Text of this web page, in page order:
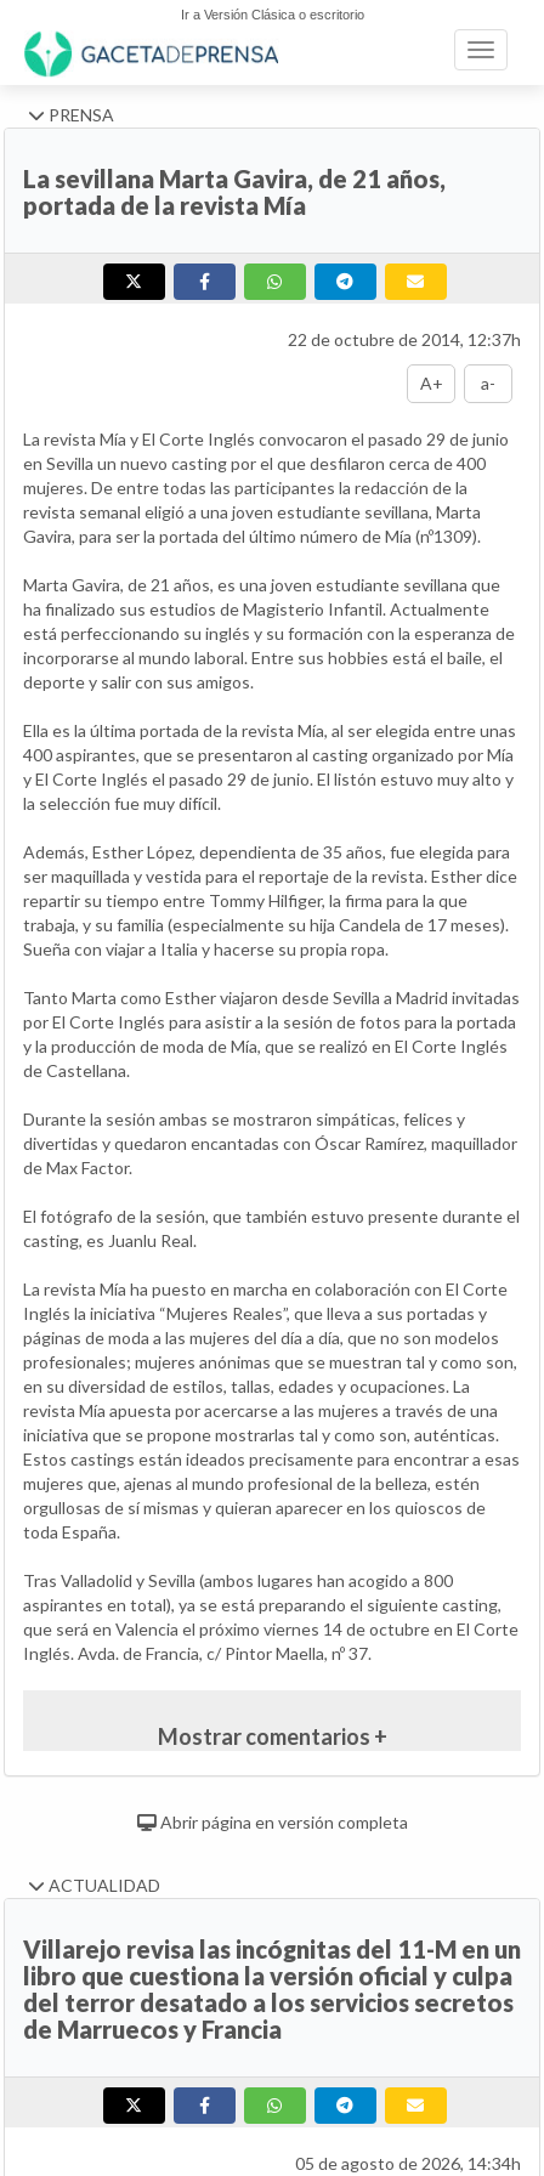
Ir a Versión Clásica o escritorio
Toggle
PRENSA
La sevillana Marta Gavira, de 21 años,
portada de la revista Mía
22 de octubre de 2014, 12:37h
A+ a-
La revista Mía y El Corte Inglés convocaron el pasado 29 de junio
en Sevilla un nuevo casting por el que desfilaron cerca de 400
mujeres. De entre todas las participantes la redacción de la
revista semanal eligió a una joven estudiante sevillana, Marta
Gavira, para ser la portada del último número de Mía (nº1309).
Marta Gavira, de 21 años, es una joven estudiante sevillana que
ha finalizado sus estudios de Magisterio Infantil. Actualmente
está perfeccionando su inglés y su formación con la esperanza de
incorporarse al mundo laboral. Entre sus hobbies está el baile, el
deporte y salir con sus amigos.
Ella es la última portada de la revista Mía, al ser elegida entre unas
400 aspirantes, que se presentaron al casting organizado por Mía
y El Corte Inglés el pasado 29 de junio. El listón estuvo muy alto y
la selección fue muy difícil.
Además, Esther López, dependienta de 35 años, fue elegida para
ser maquillada y vestida para el reportaje de la revista. Esther dice
repartir su tiempo entre Tommy Hilfiger, la firma para la que
trabaja, y su familia (especialmente su hija Candela de 17 meses).
Sueña con viajar a Italia y hacerse su propia ropa.
Tanto Marta como Esther viajaron desde Sevilla a Madrid invitadas
por El Corte Inglés para asistir a la sesión de fotos para la portada
y la producción de moda de Mía, que se realizó en El Corte Inglés
de Castellana.
Durante la sesión ambas se mostraron simpáticas, felices y
divertidas y quedaron encantadas con Óscar Ramírez, maquillador
de Max Factor.
El fotógrafo de la sesión, que también estuvo presente durante el
casting, es Juanlu Real.
La revista Mía ha puesto en marcha en colaboración con El Corte
Inglés la iniciativa “Mujeres Reales”, que lleva a sus portadas y
páginas de moda a las mujeres del día a día, que no son modelos
profesionales; mujeres anónimas que se muestran tal y como son,
en su diversidad de estilos, tallas, edades y ocupaciones. La
revista Mía apuesta por acercarse a las mujeres a través de una
iniciativa que se propone mostrarlas tal y como son, auténticas.
Estos castings están ideados precisamente para encontrar a esas
mujeres que, ajenas al mundo profesional de la belleza, estén
orgullosas de sí mismas y quieran aparecer en los quioscos de
toda España.
Tras Valladolid y Sevilla (ambos lugares han acogido a 800
aspirantes en total), ya se está preparando el siguiente casting,
que será en Valencia el próximo viernes 14 de octubre en El Corte
Inglés. Avda. de Francia, c/ Pintor Maella, nº 37.
Mostrar comentarios +
Abrir página en versión completa
ACTUALIDAD
Villarejo revisa las incógnitas del 11-M en un
libro que cuestiona la versión oficial y culpa
del terror desatado a los servicios secretos
de Marruecos y Francia
05 de agosto de 2026, 14:34h